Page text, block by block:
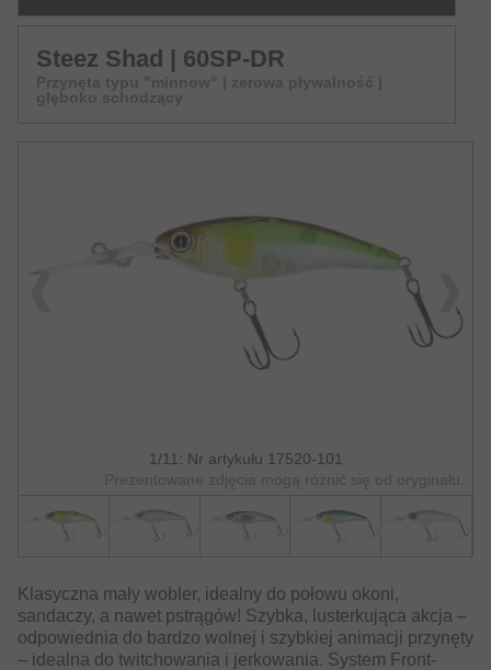
Steez Shad | 60SP-DR
Przynęta typu "minnow" | zerowa pływalność |
głęboko schodzący
1/11: Nr artykułu 17520-101
Prezentowane zdjęcia mogą różnić się od oryginału.
Klasyczna mały wobler, idealny do połowu okoni,
sandaczy, a nawet pstrągów! Szybka, lusterkująca akcja –
odpowiednia do bardzo wolnej i szybkiej animacji przynęty
– idealna do twitchowania i jerkowania. System Front-